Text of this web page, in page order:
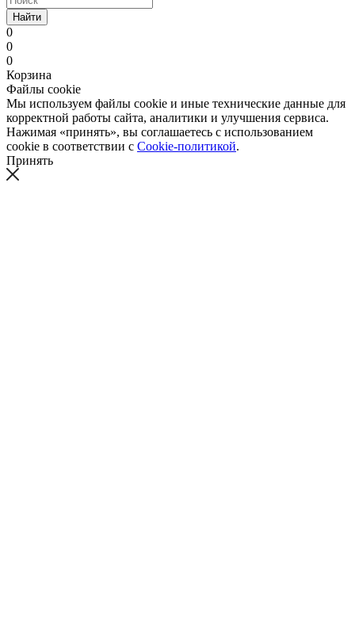
Найти
0
0
0
Корзина
Файлы cookie
Мы используем файлы cookie и иные технические данные для
корректной работы сайта, аналитики и улучшения сервиса.
Нажимая «принять», вы соглашаетесь с использованием
cookie в соответствии с Cookie-политикой.
Принять